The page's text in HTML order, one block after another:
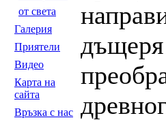
от света
Галерия
Приятели
Видео
Карта на
сайта
Връзка с нас
дъщеря